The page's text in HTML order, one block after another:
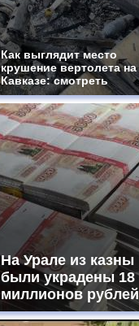
Как выглядит место
крушение вертолета на
Кавказе: смотреть
На Урале из казны
были украдены 18
миллионов рублей